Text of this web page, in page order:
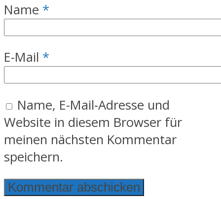
Name *
E-Mail *
Name, E-Mail-Adresse und
Website in diesem Browser für
meinen nächsten Kommentar
speichern.